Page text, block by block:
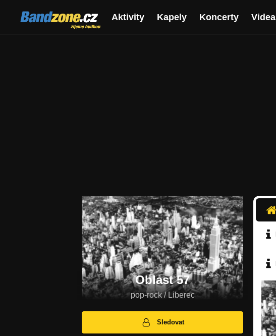
Bandzone.cz
žijeme hudbou
Aktivity Kapely Koncerty Videa
Oblast 57
pop-rock / Liberec
Sledovat